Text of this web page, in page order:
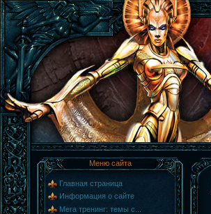
Меню сайта
Главная страница
Информация о сайте
Мега тренинг: темы с...